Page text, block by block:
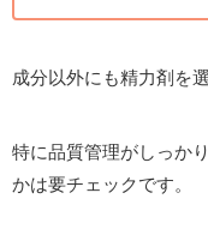
成分以外にも精力剤を
特に品質管理がしっか
かは要チェックです。